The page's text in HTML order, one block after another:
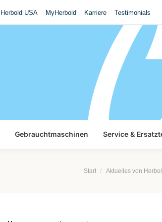
Herbold USA MyHerbold Karriere Testimonials
Gebrauchtmaschinen Service &
Sie befinden sich hier:
Start Aktuelles von